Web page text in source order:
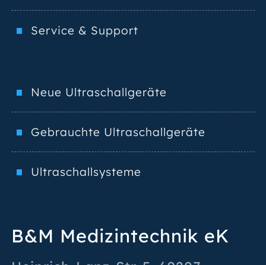
Service & Support
Neue Ultraschallgeräte
Gebrauchte Ultraschallgeräte
Ultraschallsysteme
B&M Medizintechnik eK